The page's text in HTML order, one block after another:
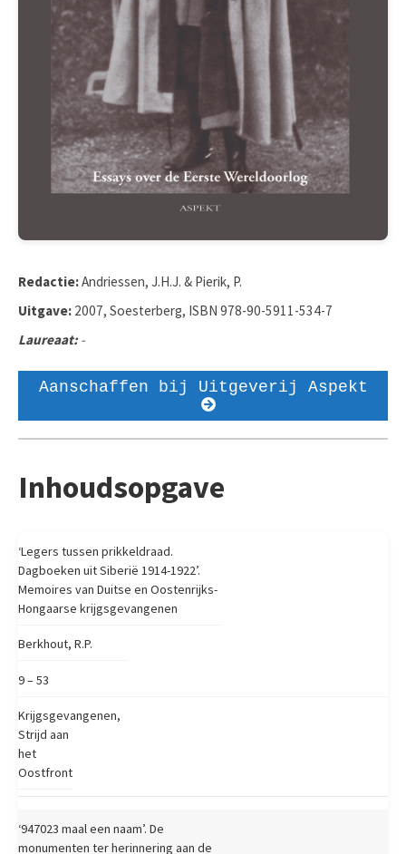
Redactie:Andriessen, J.H.J. & Pierik, P.
Uitgave: 2007, Soesterberg, ISBN 978-90-5911-534-7
Laureaat:-
Aanschaffen bij Uitgeverij Aspekt
Inhoudsopgave
‘Legers tussen prikkeldraad.
Dagboeken uit Siberië 1914-1922’.
Memoires van Duitse en Oostenrijks-
Hongaarse krijgsgevangenen
Berkhout, R.P.
9 – 53
Krijgsgevangenen,
Strijd aan
het
Oostfront
‘947023 maal een naam’. De
monumenten ter herinnering aan de